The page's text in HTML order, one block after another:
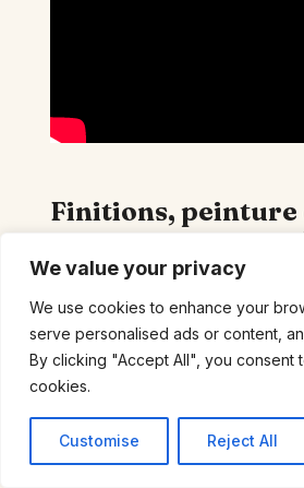
We value your privacy
We use cookies to enhance your
serve personalised ads or content,
By clicking "Accept All", you consent
cookies.
Customise Reject All
Finitions, peinture
erreurs courantes
éviter pendant les
travaux de
rénovation
Une fois la toile posée vient la
phase de finition qui fait la
différence entre un chantier